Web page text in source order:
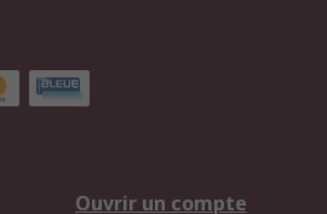
Ouvrir un compte